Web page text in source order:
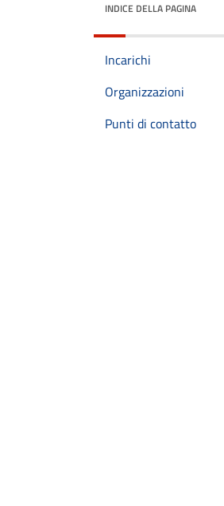
INDICE DELLA PAGINA
Incarichi
Organizzazioni
Punti di contatto